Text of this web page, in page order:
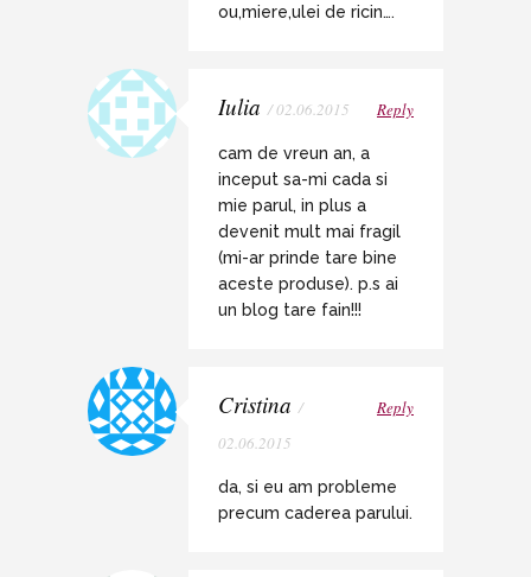
ou,miere,ulei de ricin….
Iulia / 02.06.2015 Reply
cam de vreun an, a
inceput sa-mi cada si
mie parul, in plus a
devenit mult mai fragil
(mi-ar prinde tare bine
aceste produse). p.s ai
un blog tare fain!!!
Cristina /
02.06.2015
Reply
da, si eu am probleme
precum caderea parului.